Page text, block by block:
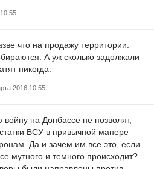
что на продажу территории.
А уж сколько задолжали
никогда.
2016 10:55
на Донбассе не позволят,
ВСУ в привычной манере
Да и зачем им все это, если
мутного и темного происходит?